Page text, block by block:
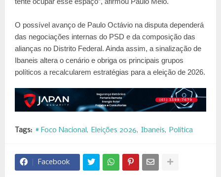
O possível avanço de Paulo Octávio na disputa dependerá
das negociações internas do PSD e da composição das
alianças no Distrito Federal. Ainda assim, a sinalização de
Ibaneis altera o cenário e obriga os principais grupos
políticos a recalcularem estratégias para a eleição de 2026.
Tags: # Foco Nacional Eleições 2026 Ibaneis Politica
Facebook